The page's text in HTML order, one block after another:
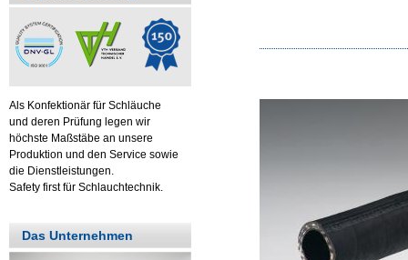
Als Konfektionär für Schläuche
und deren Prüfung legen wir
höchste Maßstäbe an unsere
Produktion und den Service sowie
die Dienstleistungen.
Safety first für Schlauchtechnik.
Das Unternehmen